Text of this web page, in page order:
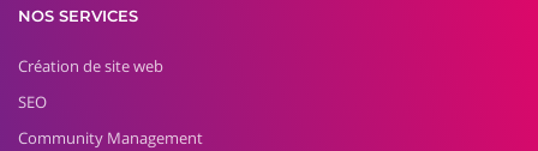
NOS SERVICES
Création de site web
SEO
Community Management